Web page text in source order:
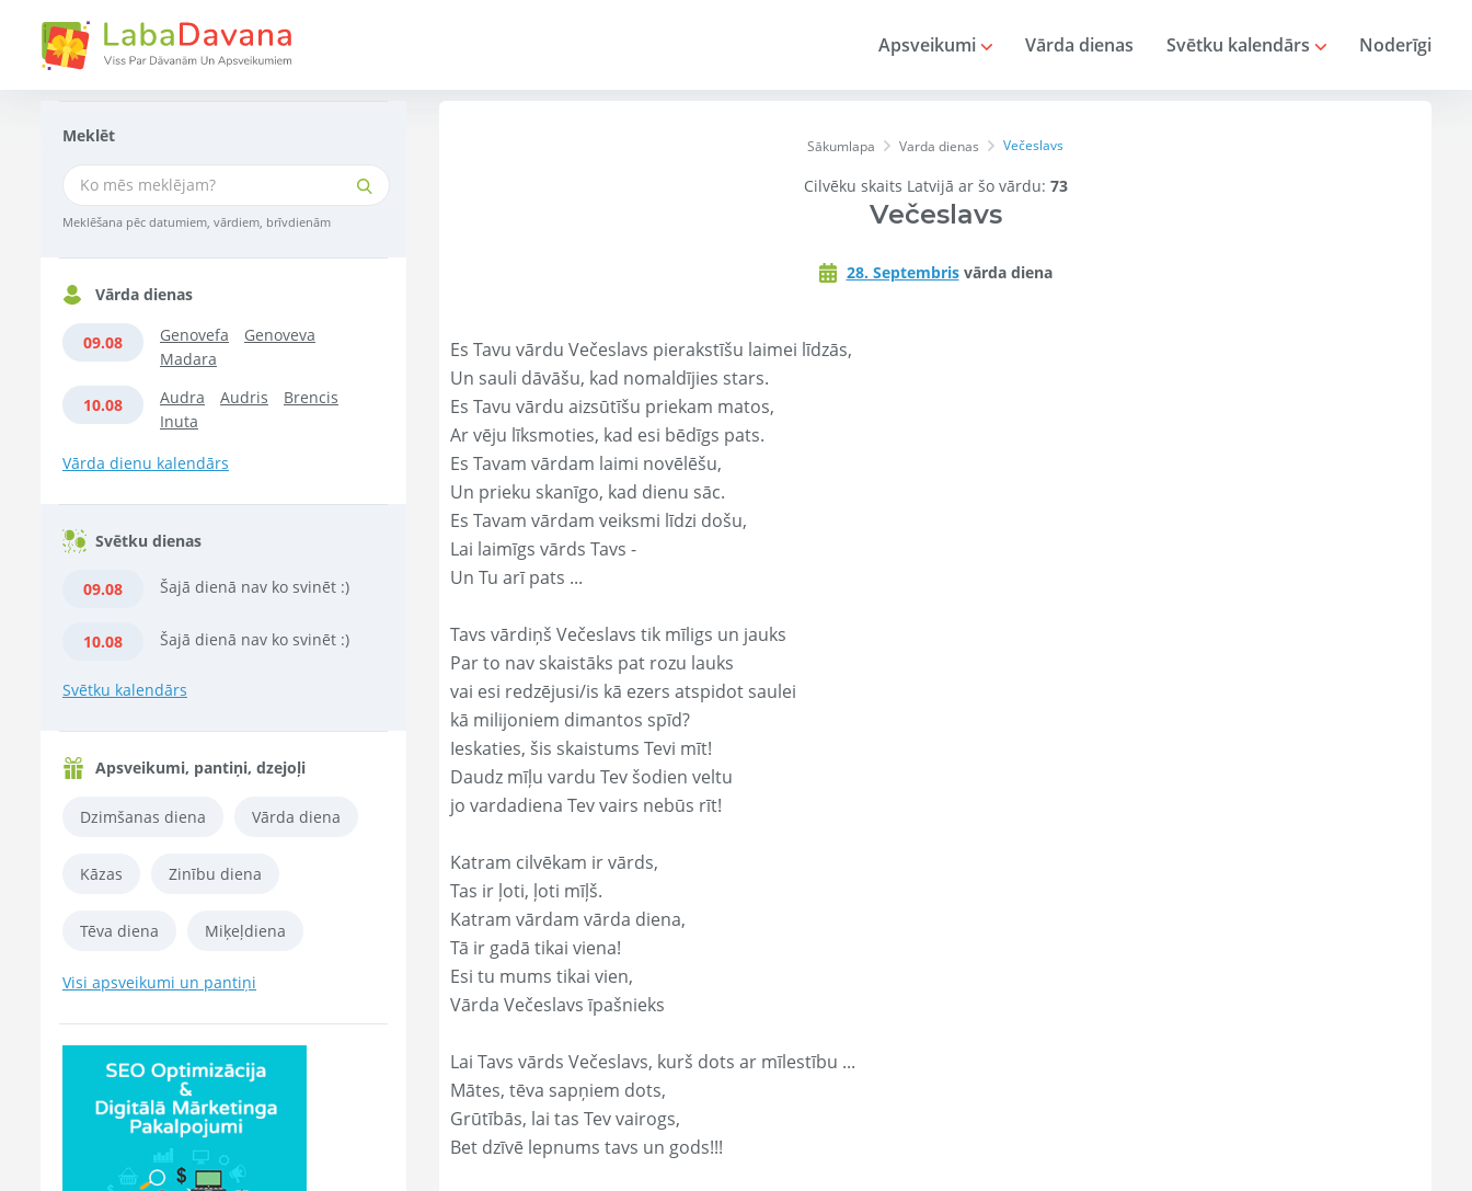
Apsveikumi Vārda dienas Svētku kalendārs Noderīgi
Meklēt
Meklēšana pēc datumiem, vārdiem, brīvdienām
Vārda dienas
09.08 Genovefa
Genoveva
Madara
10.08 Audra Audris
Brencis
Inuta
Vārda dienu kalendārs
Svētku dienas
09.08 Šajā dienā nav ko svinēt :)
10.08 Šajā dienā nav ko svinēt :)
Svētku kalendārs
Apsveikumi, pantiņi, dzejoļi
Dzimšanas diena Vārda diena
Kāzas Zinību diena
Tēva diena Miķeļdiena
Visi apsveikumi un pantiņi
Sākumlapa Varda dienas Večeslavs
Cilvēku skaits Latvijā ar šo vārdu: 73
Večeslavs
28. Septembrisvārda diena
Es Tavu vārdu Večeslavs pierakstīšu laimei līdzās,
Un sauli dāvāšu, kad nomaldījies stars.
Es Tavu vārdu aizsūtīšu priekam matos,
Ar vēju līksmoties, kad esi bēdīgs pats.
Es Tavam vārdam laimi novēlēšu,
Un prieku skanīgo, kad dienu sāc.
Es Tavam vārdam veiksmi līdzi došu,
Lai laimīgs vārds Tavs -
Un Tu arī pats ...
Tavs vārdiņš Večeslavs tik mīligs un jauks
Par to nav skaistāks pat rozu lauks
vai esi redzējusi/is kā ezers atspidot saulei
kā milijoniem dimantos spīd?
Ieskaties, šis skaistums Tevi mīt!
Daudz mīļu vardu Tev šodien veltu
jo vardadiena Tev vairs nebūs rīt!
Katram cilvēkam ir vārds,
Tas ir ļoti, ļoti mīļš.
Katram vārdam vārda diena,
Tā ir gadā tikai viena!
Esi tu mums tikai vien,
Vārda Večeslavs īpašnieks
Lai Tavs vārds Večeslavs, kurš dots ar mīlestību ...
Mātes, tēva sapņiem dots,
Grūtībās, lai tas Tev vairogs,
Bet dzīvē lepnums tavs un gods!!!